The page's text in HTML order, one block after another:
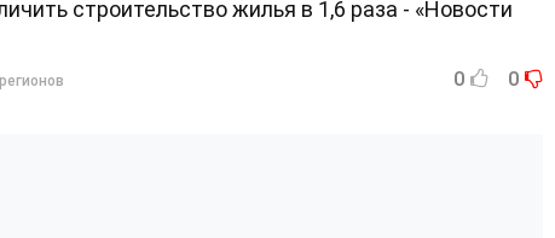
строительство жилья в 1,6 раза - «Новости
0 0